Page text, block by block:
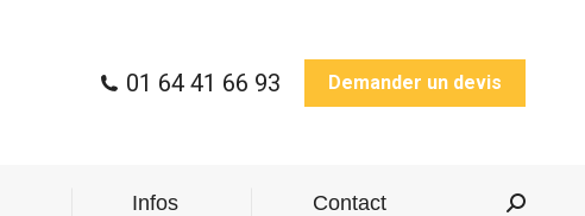
01 64 41 66 93 Demander un devis
Infos Contact